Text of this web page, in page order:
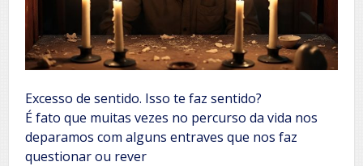
Excesso de sentido. Isso te faz sentido?
É fato que muitas vezes no percurso da vida nos
deparamos com alguns entraves que nos faz
questionar ou rever